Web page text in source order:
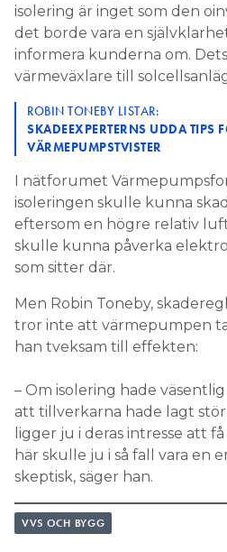
isolering är inget som den
det borde vara en
informera kunderna om.
värmeväxlare till
ROBIN TONEBY LISTAR:
SKADEEXPERTERNS UDDA TIPS
VÄRMEPUMPSTVISTER
I nätforumet
isoleringen skulle kunna
eftersom en högre relativ
skulle kunna påverka
som sitter där.
Men Robin Toneby,
tror inte att värmepumpen
han tveksam till effekten:
– Om isolering hade
att tillverkarna hade lagt
ligger ju i deras intresse att
här skulle ju i så fall vara en
skeptisk, säger han.
VVS OCH BYGG